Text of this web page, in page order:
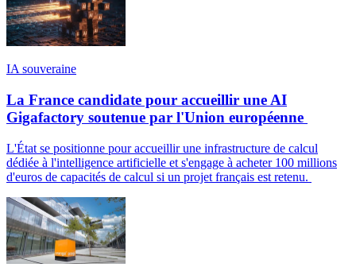
IA souveraine
La France candidate pour accueillir une AI
Gigafactory soutenue par l'Union européenne
L'État se positionne pour accueillir une infrastructure de calcul
dédiée à l'intelligence artificielle et s'engage à acheter 100 millions
d'euros de capacités de calcul si un projet français est retenu.